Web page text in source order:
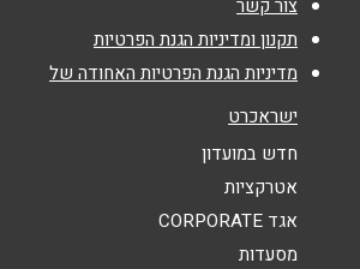
אימייל
אנא חזרו אלי בקשר ל...
הודעה
צור קשר
תקנון ומדיניות הגנת הפרטיות
מדיניות הגנת הפרטיות האחודה של
ישראכרט
חדש במועדון
אטרקציות
אגד CORPORATE
מסעדות